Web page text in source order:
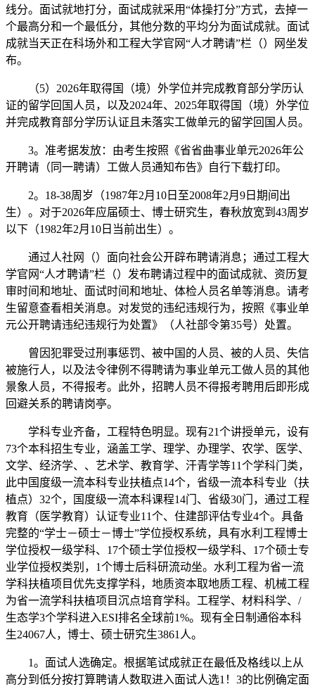
线分。面试就地打分，面试成就采用“体操打分”方式，去掉一
个最高分和一个最低分，其他分数的平均分为面试成就。面试
成就当天正在科场外和工程大学官网“人才聘请”栏（）网坐发
布。
（5）2026年取得国（境）外学位并完成教育部分学历认
证的留学回国人员，以及2024年、2025年取得国（境）外学位
并完成教育部分学历认证且未落实工做单元的留学回国人员。
3。准考据发放：由考生按照《省省曲事业单元2026年公
开聘请（同一聘请）工做人员通知布告》自行下载打印。
2。18-38周岁（1987年2月10日至2008年2月9日期间出
生）。对于2026年应届硕士、博士研究生，春秋放宽到43周岁
以下（1982年2月10日当前出生）。
通过人社网（）面向社会公开辟布聘请消息；通过工程大
学官网“人才聘请”栏（）发布聘请过程中的面试成就、资历复
审时间和地址、面试时间和地址、体检人员名单等消息。请考
生留意查看相关消息。对发觉的违纪违规行为，按照《事业单
元公开聘请违纪违规行为处置》（人社部令第35号）处置。
曾因犯罪受过刑事惩罚、被中国的人员、被的人员、失信
被施行人，以及法令律例不得聘请为事业单元工做人员的其他
景象人员，不得报考。此外，招聘人员不得报考聘用后即形成
回避关系的聘请岗亭。
学科专业齐备，工程特色明显。现有21个讲授单元，设有
73个本科招生专业，涵盖工学、理学、办理学、农学、医学、
文学、经济学、、艺术学、教育学、汗青学等11个学科门类，
此中国度级一流本科专业扶植点14个，省级一流本科专业（扶
植点）32个，国度级一流本科课程14门、省级30门，通过工程
教育（医学教育）认证专业11个、住建部评估专业4个。具备
完整的“学士－硕士－博士”学位授权系统，具有水利工程博士
学位授权一级学科、17个硕士学位授权一级学科、17个硕士专
业学位授权类别，1个博士后科研流动坐。水利工程为省一流
学科扶植项目优先支撑学科，地质资本取地质工程、机械工程
为省一流学科扶植项目沉点培育学科。工程学、材料科学、/
生态学3个学科进入ESI排名全球前1%。现有全日制通俗本科
生24067人，博士、硕士研究生3861人。
1。面试人选确定。根据笔试成就正在最低及格线以上从
高分到低分按打算聘请人数取进入面试人选1！3的比例确定面